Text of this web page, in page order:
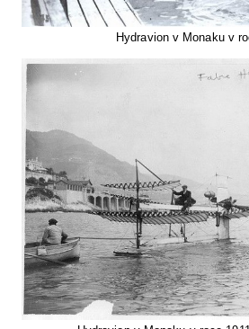
Hydravion v Monaku v